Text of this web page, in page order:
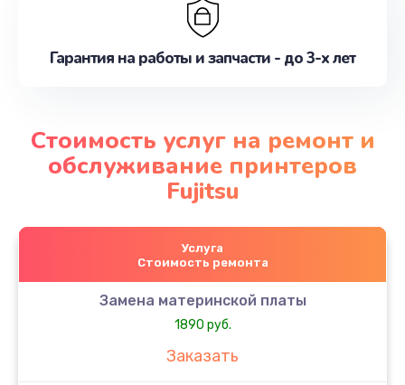
Гарантия на работы и запчасти - до 3-х лет
Стоимость услуг на ремонт и
обслуживание принтеров
Fujitsu
Услуга
Стоимость ремонта
Замена материнской платы
1890 руб.
Заказать